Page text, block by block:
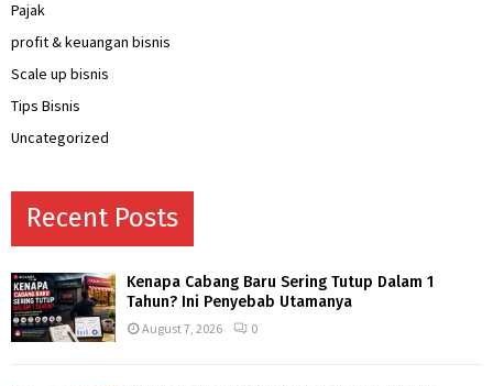
Pajak
profit & keuangan bisnis
Scale up bisnis
Tips Bisnis
Uncategorized
Recent Posts
Kenapa Cabang Baru Sering Tutup Dalam 1
Tahun? Ini Penyebab Utamanya
August 7, 2026 0